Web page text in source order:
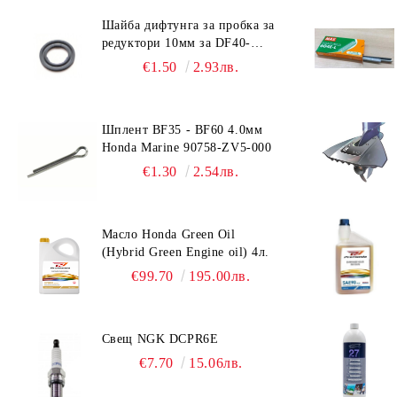
Tenju Резервни части
Tenju Корди
ARS Цветарски ножици
ARS Телескопични ножици
ARS Ножици за бране на
ARS Овощарски ножици
ARS Ножици за храсти
ARS Резервни части
Silky Сгъваеми триони с право
Шайба дифтунга за пробка за
редуктори 10мм за DF40-
DF140 Suzuki 09168-10022
€1.50 2.93лв.
Шплент BF35 - BF60 4.0мм
Honda Marine 90758-ZV5-000
€1.30 2.54лв.
Масло Honda Green Oil
(Hybrid Green Engine oil) 4л.
€99.70 195.00лв.
Свещ NGK DCPR6E
€7.70 15.06лв.